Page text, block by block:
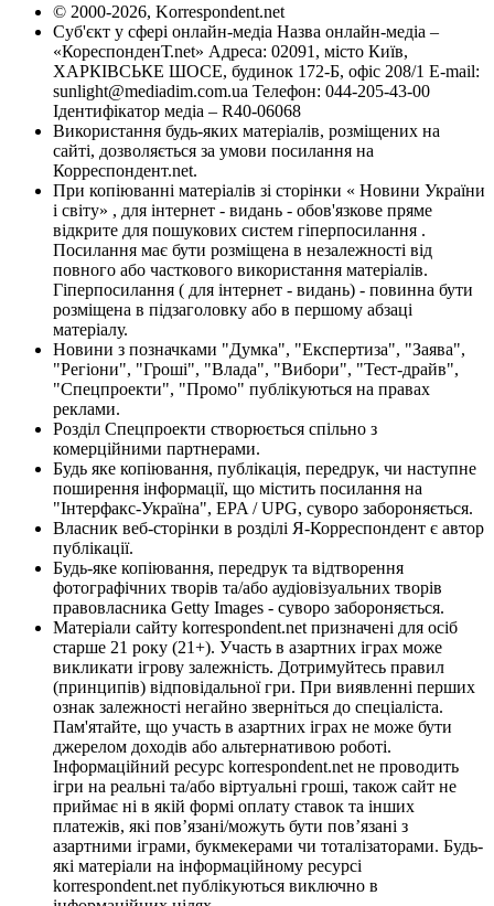
© 2000-2026, Korrespondent.net
Суб'єкт у сфері онлайн-медіа Назва онлайн-медіа –
«КореспонденТ.net» Адреса: 02091, місто Київ,
ХАРКІВСЬКЕ ШОСЕ, будинок 172-Б, офіс 208/1 E-mail:
sunlight@mediadim.com.ua Телефон: 044-205-43-00
Ідентифікатор медіа – R40-06068
Використання будь-яких матеріалів, розміщених на
сайті, дозволяється за умови посилання на
Корреспондент.net.
При копіюванні матеріалів зі сторінки « Новини України
і світу» , для інтернет - видань - обов'язкове пряме
відкрите для пошукових систем гіперпосилання .
Посилання має бути розміщена в незалежності від
повного або часткового використання матеріалів.
Гіперпосилання ( для інтернет - видань) - повинна бути
розміщена в підзаголовку або в першому абзаці
матеріалу.
Новини з позначками "Думка", "Експертиза", "Заява",
"Регіони", "Гроші", "Влада", "Вибори", "Тест-драйв",
"Спецпроекти", "Промо" публікуються на правах
реклами.
Розділ Спецпроекти створюється спільно з
комерційними партнерами.
Будь яке копіювання, публікація, передрук, чи наступне
поширення інформації, що містить посилання на
"Інтерфакс-Україна", EPA / UPG, суворо забороняється.
Власник веб-сторінки в розділі Я-Корреспондент є автор
публікації.
Будь-яке копіювання, передрук та відтворення
фотографічних творів та/або аудіовізуальних творів
правовласника Getty Images - суворо забороняється.
Матеріали сайту korrespondent.net призначені для осіб
старше 21 року (21+). Участь в азартних іграх може
викликати ігрову залежність. Дотримуйтесь правил
(принципів) відповідальної гри. При виявленні перших
ознак залежності негайно зверніться до спеціаліста.
Пам'ятайте, що участь в азартних іграх не може бути
джерелом доходів або альтернативою роботі.
Інформаційний ресурс korrespondent.net не проводить
ігри на реальні та/або віртуальні гроші, також сайт не
приймає ні в якій формі оплату ставок та інших
платежів, які пов’язані/можуть бути пов’язані з
азартними іграми, букмекерами чи тоталізаторами. Будь-
які матеріали на інформаційному ресурсі
korrespondent.net публікуються виключно в